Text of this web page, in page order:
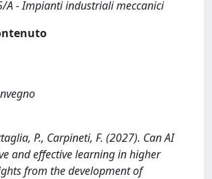
A - Impianti industriali meccanici
P., Carpineti, F. (2027). Can AI
and effective learning in higher
from the development of